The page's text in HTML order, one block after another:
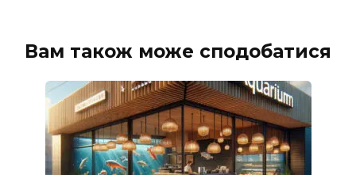
Вам також може сподобатися